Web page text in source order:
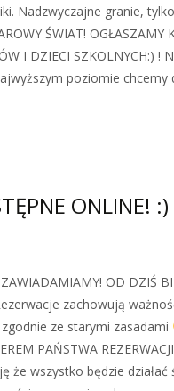
Nadzwyczajne granie,
ŚWIAT! OGŁASZAMY
I DZIECI SZKOLNYCH:)
poziomie
ONLINE! :)
OD DZIŚ
zachowują
ze starymi zasadami
PAŃSTWA REZERWACJI
że wszystko będzie działać